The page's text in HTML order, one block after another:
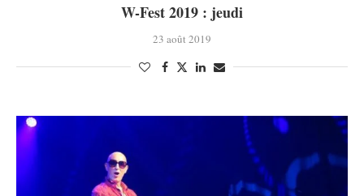
W-Fest 2019 : jeudi
23 août 2019